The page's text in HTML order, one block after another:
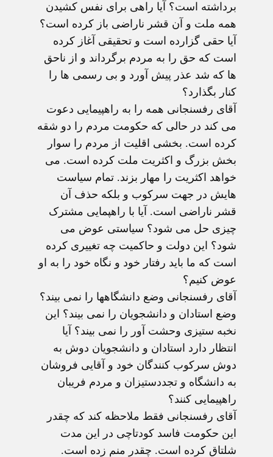
برداشته است؟ آیا راهی برای نفس کشیدن
همه ملت و آن قشر ناراضی باز کرده است؟
آیا حقی گزارده است و تحقیقی آغاز کرده
است که حق را به مردم برگرداند و از ناحق
ها که شد عذر پیش آورد و بی رسمی ها را
کنار بگذارد؟
آقای رفسنجانی همه را به راهپیمایی دعوت
می کند در حالی که حکومت مردم را دو شقه
کرده است. بخشی اقلیت از مردم را سوار
بخش بزرگ و اکثریت ملت کرده است. می
خواهد اکثریت را مهار بزند. تمام سیاست
هایش در جهت سرکوب و بلکه حذف آن
قشر ناراضی است. آیا با راهپمایی مشترک
چیزی حل می شود؟ سیاستی عوض می
شود؟ این دولت و حاکمیت چه تغییری کرده
است که ما باید رفتار خود و نگاه خود را به او
عوض کنیم؟
آقای رفسنجانی وضع دانشگاهها را نمی بیند؟
وضع استادان و دانشجویان را نمی بیند؟ این
نخبه ستیزی وحشت آور را نمی بیند؟ آیا
انتظار دارد استادان و دانشجویان دوش به
دوش سرکوب کنندگان خود و آقایی فروشان
به دانشگاه و تجددستیزان و مردم فریبان
راهپیمایی کنند؟
آقای رفسنجانی فقط ملاحظه کند که چقدر
این حکومت فاسد کودتاچی در این مدت
شلتاق کرده است. چقدر منم زده است.